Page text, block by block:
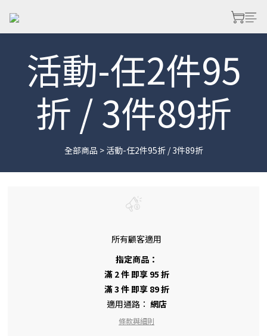
活動-任2件95
折 / 3件89折
全部商品 > 活動-任2件95折 / 3件89折
所有顧客適用
指定商品：
滿 2 件 即享 95 折
滿 3 件 即享 89 折
適用通路： 網店
條款與細則